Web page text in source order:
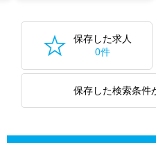
保存した求人
0件
保存した検索条件